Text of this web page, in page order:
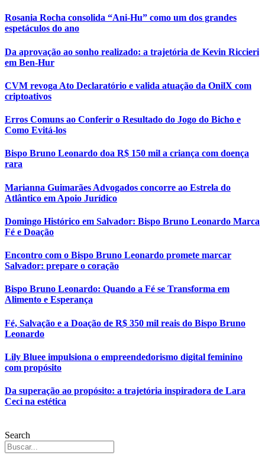
Rosania Rocha consolida “Ani-Hu” como um dos grandes
espetáculos do ano
Da aprovação ao sonho realizado: a trajetória de Kevin Riccieri
em Ben-Hur
CVM revoga Ato Declaratório e valida atuação da OnilX com
criptoativos
Erros Comuns ao Conferir o Resultado do Jogo do Bicho e
Como Evitá-los
Bispo Bruno Leonardo doa R$ 150 mil a criança com doença
rara
Marianna Guimarães Advogados concorre ao Estrela do
Atlântico em Apoio Jurídico
Domingo Histórico em Salvador: Bispo Bruno Leonardo Marca
Fé e Doação
Encontro com o Bispo Bruno Leonardo promete marcar
Salvador: prepare o coração
Bispo Bruno Leonardo: Quando a Fé se Transforma em
Alimento e Esperança
Fé, Salvação e a Doação de R$ 350 mil reais do Bispo Bruno
Leonardo
Lily Bluee impulsiona o empreendedorismo digital feminino
com propósito
Da superação ao propósito: a trajetória inspiradora de Lara
Ceci na estética
Search